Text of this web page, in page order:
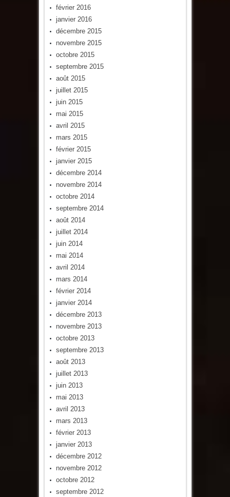
février 2016
janvier 2016
décembre 2015
novembre 2015
octobre 2015
septembre 2015
août 2015
juillet 2015
juin 2015
mai 2015
avril 2015
mars 2015
février 2015
janvier 2015
décembre 2014
novembre 2014
octobre 2014
septembre 2014
août 2014
juillet 2014
juin 2014
mai 2014
avril 2014
mars 2014
février 2014
janvier 2014
décembre 2013
novembre 2013
octobre 2013
septembre 2013
août 2013
juillet 2013
juin 2013
mai 2013
avril 2013
mars 2013
février 2013
janvier 2013
décembre 2012
novembre 2012
octobre 2012
septembre 2012